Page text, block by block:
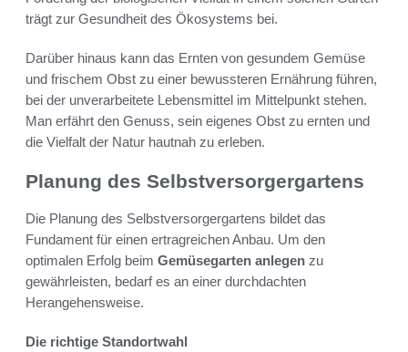
trägt zur Gesundheit des Ökosystems bei.
Darüber hinaus kann das Ernten von gesundem Gemüse
und frischem Obst zu einer bewussteren Ernährung führen,
bei der unverarbeitete Lebensmittel im Mittelpunkt stehen.
Man erfährt den Genuss, sein eigenes Obst zu ernten und
die Vielfalt der Natur hautnah zu erleben.
Planung des Selbstversorgergartens
Die Planung des Selbstversorgergartens bildet das
Fundament für einen ertragreichen Anbau. Um den
optimalen Erfolg beim Gemüsegarten anlegen zu
gewährleisten, bedarf es an einer durchdachten
Herangehensweise.
Die richtige Standortwahl